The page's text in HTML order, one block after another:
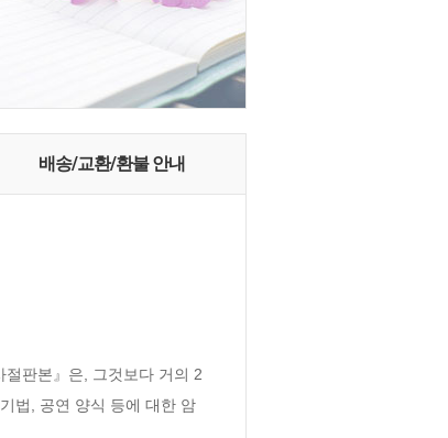
배송/교환/환불 안내
판본』은, 그것보다 거의 2
법, 공연 양식 등에 대한 암